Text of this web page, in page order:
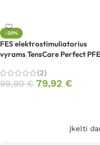
-20%
FES elektrostimuliatorius
vyrams TensCare Perfect PFE
(2)
99,90€ 79,92 €
Įkelti